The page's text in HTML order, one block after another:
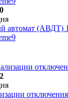
автомат (АВДТ)